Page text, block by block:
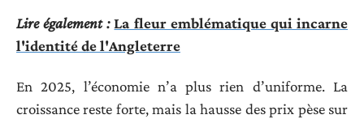
Lire également : La fleur emblématique qui incarne
l'identité de l'Angleterre
En 2025, l’économie n’a plus rien d’uniforme. La
croissance reste forte, mais la hausse des prix pèse sur